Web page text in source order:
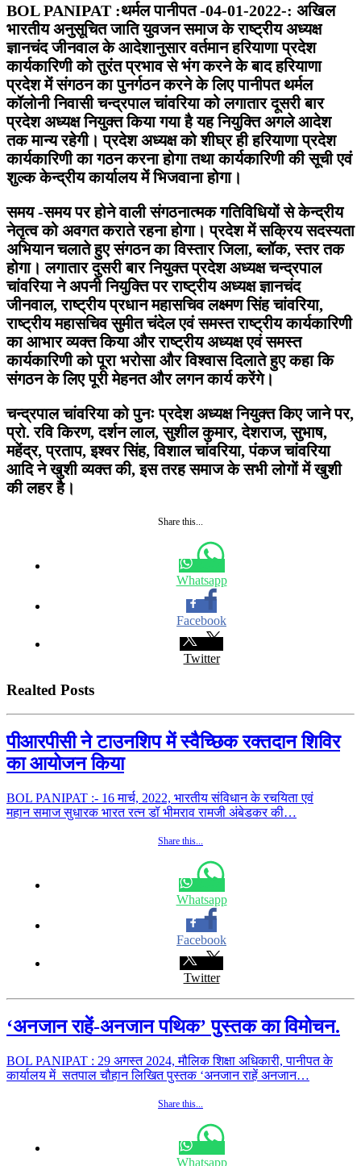
BOL PANIPAT :थर्मल पानीपत -04-01-2022-: अखिल
भारतीय अनुसूचित जाति युवजन समाज के राष्ट्रीय अध्यक्ष
ज्ञानचंद जीनवाल के आदेशानुसार वर्तमान हरियाणा प्रदेश
कार्यकारिणी को तुरंत प्रभाव से भंग करने के बाद हरियाणा
प्रदेश में संगठन का पुनर्गठन करने के लिए पानीपत थर्मल
कॉलोनी निवासी चन्द्रपाल चांवरिया को लगातार दूसरी बार
प्रदेश अध्यक्ष नियुक्त किया गया है यह नियुक्ति अगले आदेश
तक मान्य रहेगी। प्रदेश अध्यक्ष को शीघ्र ही हरियाणा प्रदेश
कार्यकारिणी का गठन करना होगा तथा कार्यकारिणी की सूची एवं
शुल्क केन्द्रीय कार्यालय में भिजवाना होगा।
समय -समय पर होने वाली संगठनात्मक गतिविधियों से केन्द्रीय
नेतृत्व को अवगत कराते रहना होगा। प्रदेश में सक्रिय सदस्यता
अभियान चलाते हुए संगठन का विस्तार जिला, ब्लॉक, स्तर तक
होगा। लगातार दुसरी बार नियुक्त प्रदेश अध्यक्ष चन्द्रपाल
चांवरिया ने अपनी नियुक्ति पर राष्ट्रीय अध्यक्ष ज्ञानचंद
जीनवाल, राष्ट्रीय प्रधान महासचिव लक्ष्मण सिंह चांवरिया,
राष्ट्रीय महासचिव सुमीत चंदेल एवं समस्त राष्ट्रीय कार्यकारिणी
का आभार व्यक्त किया और राष्ट्रीय अध्यक्ष एवं समस्त
कार्यकारिणी को पूरा भरोसा और विश्वास दिलाते हुए कहा कि
संगठन के लिए पूरी मेहनत और लगन कार्य करेंगे।
चन्द्रपाल चांवरिया को पुनः प्रदेश अध्यक्ष नियुक्त किए जाने पर,
प्रो. रवि किरण, दर्शन लाल, सुशील कुमार, देशराज, सुभाष,
महेंद्र, प्रताप, इश्वर सिंह, विशाल चांवरिया, पंकज चांवरिया
आदि ने खुशी व्यक्त की, इस तरह समाज के सभी लोगों में खुशी
की लहर है।
Share this...
Whatsapp
Facebook
Twitter
Realted Posts
पीआरपीसी ने टाउनशिप में स्वैच्छिक रक्तदान शिविर
का आयोजन किया
BOL PANIPAT :- 16 मार्च, 2022, भारतीय संविधान के रचयिता एवं
महान समाज सुधारक भारत रत्न डॉ भीमराव रामजी अंबेडकर की…
Share this...
Whatsapp
Facebook
Twitter
‘अनजान राहें-अनजान पथिक’ पुस्तक का विमोचन.
BOL PANIPAT : 29 अगस्त 2024, मौलिक शिक्षा अधिकारी, पानीपत के
कार्यालय में सतपाल चौहान लिखित पुस्तक ‘अनजान राहें अनजान…
Share this...
Whatsapp